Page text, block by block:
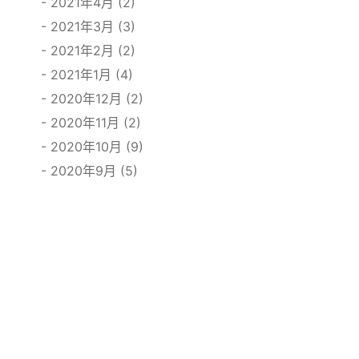
2021年3月 (3)
2021年2月 (2)
2021年1月 (4)
2020年12月 (2)
2020年11月 (2)
2020年10月 (9)
2020年9月 (5)